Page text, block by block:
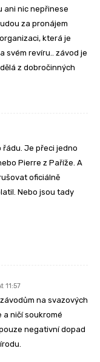
ani nic nepřinese
za pronájem
která je
svém revíru.. závod je
z dobročinných
Je přeci jedno
Pierre z Paříže. A
oficiálně
Nebo jsou tady
11:57
na svazových
a ničí soukromé
negativní dopad